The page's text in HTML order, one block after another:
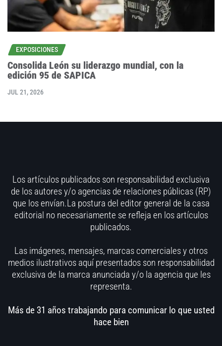
EXPOSICIONES
Consolida León su liderazgo mundial, con la
edición 95 de SAPICA
JUL 21, 2026
Los artículos publicados son responsabilidad exclusiva
de los autores y/o agencias de relaciones públicas (RP)
que los envían.La postura del editor general de la casa
editorial no necesariamente se refleja en los artículos
publicados.
Las imágenes, mensajes, marcas comerciales y otros
medios ilustrativos aquí presentados son responsabilidad
exclusiva de la marca anunciada y/o la agencia que les
representa.
Más de 31 años trabajando para comunicar lo que usted
hace bien